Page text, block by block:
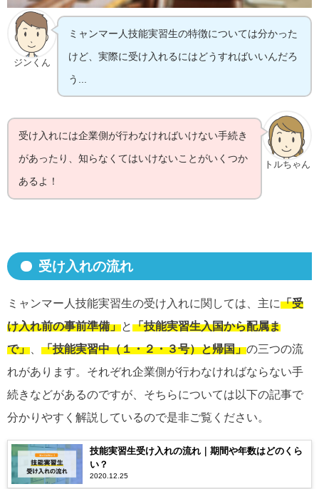
ジンくん
ミャンマー人技能実習生の特徴については分かった
けど、実際に受け入れるにはどうすればいいんだろ
う...
トルちゃん
受け入れには企業側が行わなければいけない手続き
があったり、知らなくてはいけないことがいくつか
あるよ！
受け入れの流れ
ミャンマー人技能実習生の受け入れに関しては、主に「受
け入れ前の事前準備」と「技能実習生入国から配属ま
で」
「技能実習中（１・２・３号）と帰国」の三つの流
れがあります。それぞれ企業側が行わなければならない手
続きなどがあるのですが、そちらについては以下の記事で
分かりやすく解説しているので是非ご覧ください。
技能実習生受け入れの流れ｜期間や年数はどのくら
い？
2020.12.25